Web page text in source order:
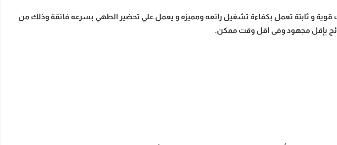
وذات شعلات قوية و ثابتة تعمل بكفاءة تشغيل رائعه ومميزه و يعمل علي تحضير الطهي بسرعه فائقة وذلك من
بإقل مجهود وفى اقل وقت ممكن.